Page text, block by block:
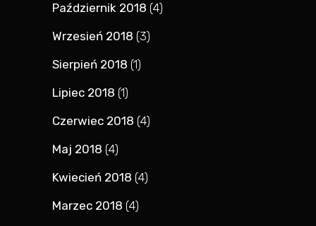
Październik 2018 (4)
Wrzesień 2018 (3)
Sierpień 2018 (1)
Lipiec 2018 (1)
Czerwiec 2018 (4)
Maj 2018 (4)
Kwiecień 2018 (4)
Marzec 2018 (4)